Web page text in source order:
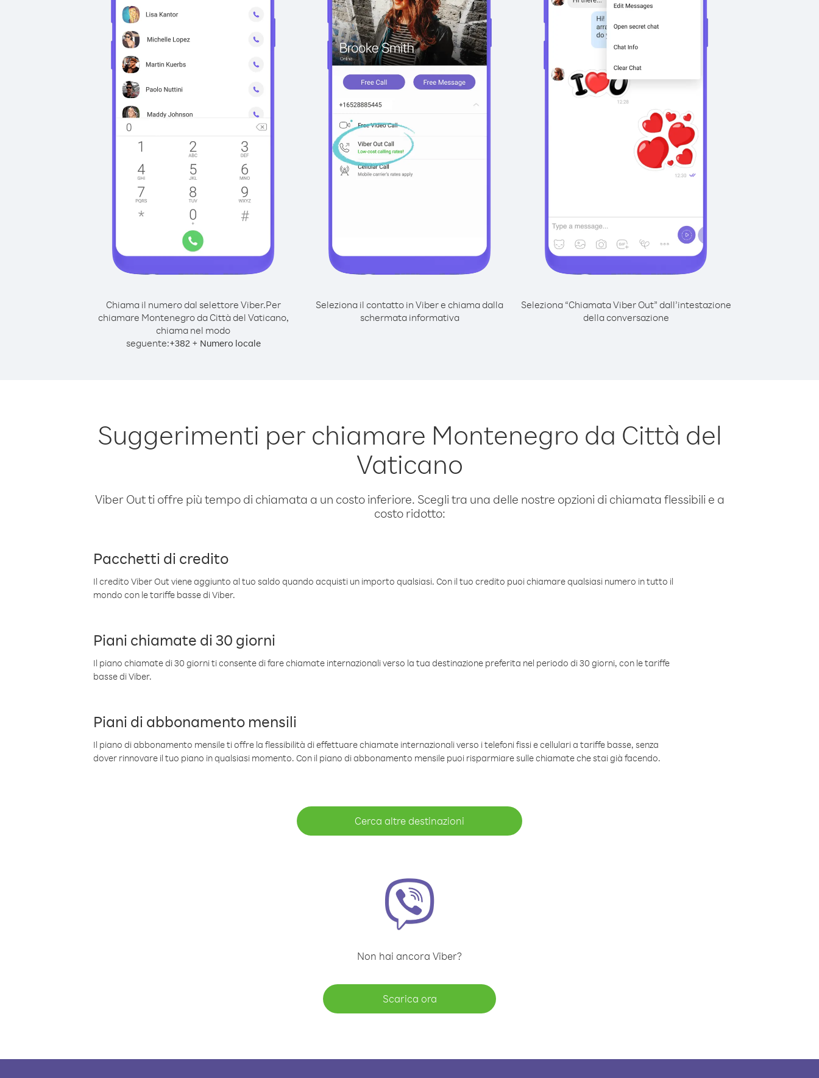
Chiama il numero dal selettore Viber.Per
chiamare Montenegro da Città del Vaticano,
chiama nel modo
seguente:+382+ Numero locale
Seleziona il contatto in Viber e chiama dalla
schermata informativa
Seleziona “Chiamata Viber Out” dall’intestazione
della conversazione
Suggerimenti per chiamare Montenegro da Città del
Vaticano
Viber Out ti offre più tempo di chiamata a un costo inferiore. Scegli tra una delle nostre opzioni di chiamata flessibili e a
costo ridotto:
Pacchetti di credito
Il credito Viber Out viene aggiunto al tuo saldo quando acquisti un importo qualsiasi. Con il tuo credito puoi chiamare qualsiasi numero in tutto il
mondo con le tariffe basse di Viber.
Piani chiamate di 30 giorni
Il piano chiamate di 30 giorni ti consente di fare chiamate internazionali verso la tua destinazione preferita nel periodo di 30 giorni, con le tariffe
basse di Viber.
Piani di abbonamento mensili
Il piano di abbonamento mensile ti offre la flessibilità di effettuare chiamate internazionali verso i telefoni fissi e cellulari a tariffe basse, senza
dover rinnovare il tuo piano in qualsiasi momento. Con il piano di abbonamento mensile puoi risparmiare sulle chiamate che stai già facendo.
Cerca altre destinazioni
Non hai ancora Viber?
Scarica ora